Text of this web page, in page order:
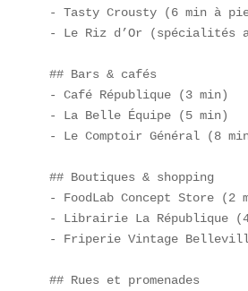
- Tasty Crousty (6 min à
- Le Riz d’Or (spécialités
## Bars & cafés
- Café République (3 min)
- La Belle Équipe (5 min)
- Le Comptoir Général (8
## Boutiques & shopping
- FoodLab Concept Store (2
- Librairie La République
- Friperie Vintage
## Rues et promenades